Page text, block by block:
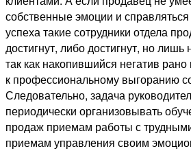
собственные эмоции и справляться
успеха такие сотрудники отдела
достигнут, либо достигнут, но лишь
так как накопившийся негатив
к профессиональному выгоранию
Следовательно, задача
периодически организовывать
продаж приемам работы с
приемам управления своим